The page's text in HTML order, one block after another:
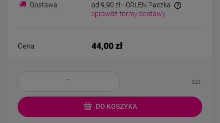
Dostawa:
od 9,90 zł - ORLEN Paczka
sprawdź formy dostawy
Cena: 44,00 zł
szt.
DO KOSZYKA